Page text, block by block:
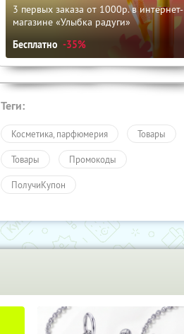
3 первых заказа от 1000р. в интернет-
магазине «Улыбка радуги»
Бесплатно -35%
Теги:
Косметика, парфюмерия Товары
Товары Промокоды
ПолучиКупон